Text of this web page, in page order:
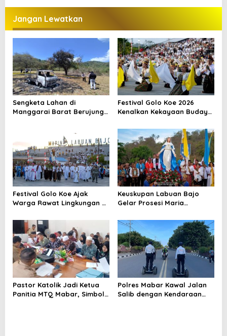
i
g
a
s
i
p
o
s
Jangan Lewatkan
Sengketa Lahan di
Manggarai Barat Berujung
Festival Golo Koe 2026
Kenalkan Kekayaan Budaya
Wisatawan
Festival Golo Koe Ajak
Warga Rawat Lingkungan di
Keuskupan Labuan Bajo
Gelar Prosesi Maria
Pastor Katolik Jadi Ketua
Panitia MTQ Mabar, Simbol
Polres Mabar Kawal Jalan
Salib dengan Kendaraan